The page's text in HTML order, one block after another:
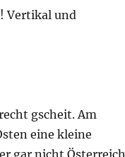
Vertikal und
gscheit. Am
eine kleine
gar nicht Österreich